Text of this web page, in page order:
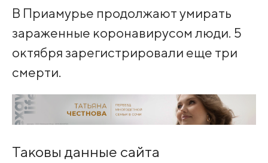
В Приамурье продолжают умирать
зараженные коронавирусом люди. 5
октября зарегистрировали еще три
смерти.
Таковы данные сайта